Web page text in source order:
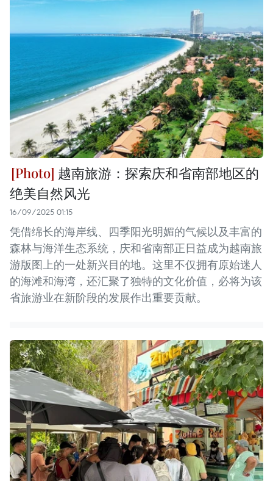
越南旅游：探索庆和省南部地区的
绝美自然风光
16/09/2025 01:15
凭借绵长的海岸线、四季阳光明媚的气候以及丰富的
森林与海洋生态系统，庆和省南部正日益成为越南旅
游版图上的一处新兴目的地。这里不仅拥有原始迷人
的海滩和海湾，还汇聚了独特的文化价值，必将为该
省旅游业在新阶段的发展作出重要贡献。